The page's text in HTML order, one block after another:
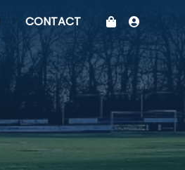
CONTACT